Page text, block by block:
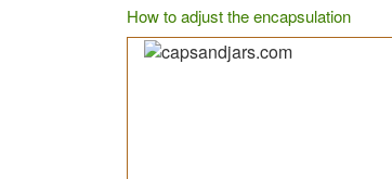
How to adjust the encapsulation